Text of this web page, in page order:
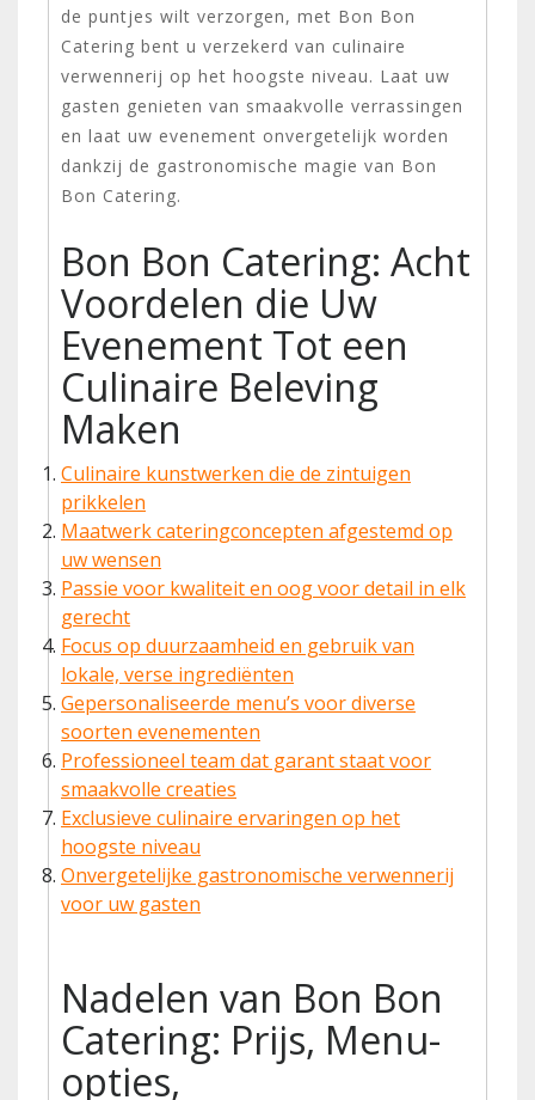
de puntjes wilt verzorgen, met Bon Bon
Catering bent u verzekerd van culinaire
verwennerij op het hoogste niveau. Laat uw
gasten genieten van smaakvolle verrassingen
en laat uw evenement onvergetelijk worden
dankzij de gastronomische magie van Bon
Bon Catering.
Bon Bon Catering: Acht
Voordelen die Uw
Evenement Tot een
Culinaire Beleving
Maken
Culinaire kunstwerken die de zintuigen
prikkelen
Maatwerk cateringconcepten afgestemd op
uw wensen
Passie voor kwaliteit en oog voor detail in elk
gerecht
Focus op duurzaamheid en gebruik van
lokale, verse ingrediënten
Gepersonaliseerde menu’s voor diverse
soorten evenementen
Professioneel team dat garant staat voor
smaakvolle creaties
Exclusieve culinaire ervaringen op het
hoogste niveau
Onvergetelijke gastronomische verwennerij
voor uw gasten
Nadelen van Bon Bon
Catering: Prijs, Menu-
opties,